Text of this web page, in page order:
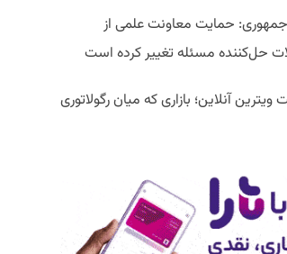
حمایت معاونت علمی از
حل‌کننده مسئله تغییر کرده است
آنلاین؛ بازاری که میان رگولاتوری